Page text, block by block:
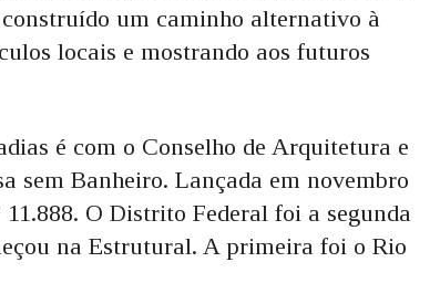
um caminho alternativo à
locais e mostrando aos futuros
é com o Conselho de Arquitetura e
sem Banheiro. Lançada em novembro
O Distrito Federal foi a segunda
na Estrutural. A primeira foi o Rio